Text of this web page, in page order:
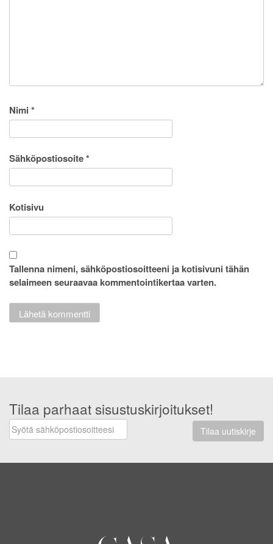
Nimi *
Sähköpostiosoite*
Kotisivu
Tallenna nimeni, sähköpostiosoitteeni ja kotisivuni tähän
selaimeen seuraavaa kommentointikertaa varten.
Tilaa parhaat sisustuskirjoitukset!
Tilaa uutiskirje